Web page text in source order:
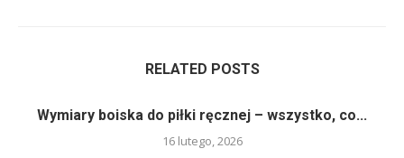
RELATED POSTS
Wymiary boiska do piłki ręcznej – wszystko, co...
16 lutego, 2026